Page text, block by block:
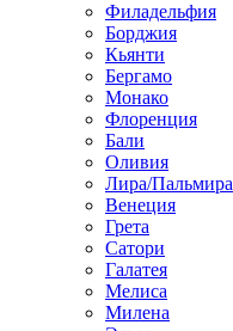
Филадельфия
Борджия
Кьянти
Бергамо
Монако
Флоренция
Бали
Оливия
Лира/Пальмира
Венеция
Грета
Сатори
Галатея
Мелиса
Милена